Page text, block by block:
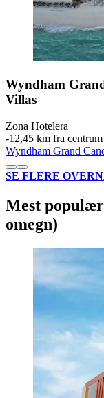
Wyndham
Villas
Zona Hotelera
‐12,45 km fra centrum
Wyndham Grand
SE FLERE
Mest
omegn)